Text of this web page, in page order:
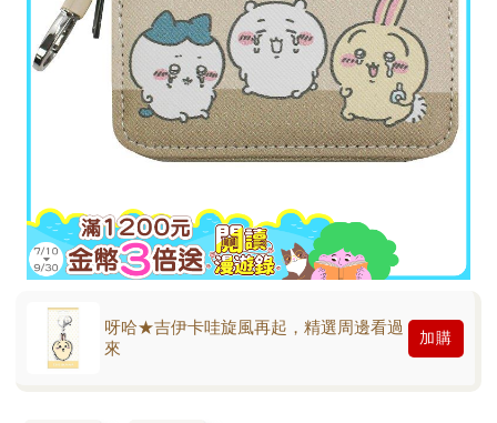
呀哈★吉伊卡哇旋風再起，精選周邊看過
來
加購